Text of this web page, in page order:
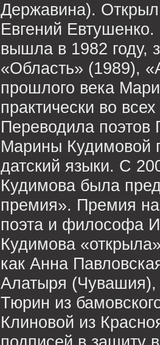
Державина). Открыл
Евгений
вышла в 1982 году,
«Область» (1989),
прошлого века
практически во
Переводила поэтов
Марины Кудимовой
датский языки. C
Кудимова была
премия». Премия
поэта и философа
Кудимова
как Анна
Алатыря (Чувашия),
Тюрин из
Клиновой из